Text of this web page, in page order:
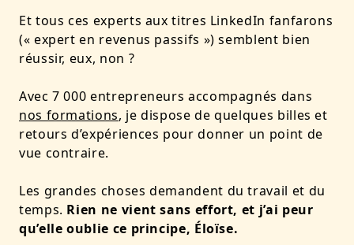
Et tous ces experts aux titres LinkedIn fanfarons
(« expert en revenus passifs ») semblent bien
réussir, eux, non ?
Avec 7 000 entrepreneurs accompagnés dans
nos formations, je dispose de quelques billes et
retours d’expériences pour donner un point de
vue contraire.
Les grandes choses demandent du travail et du
temps. Rien ne vient sans effort, et j’ai peur
qu’elle oublie ce principe, Éloïse.